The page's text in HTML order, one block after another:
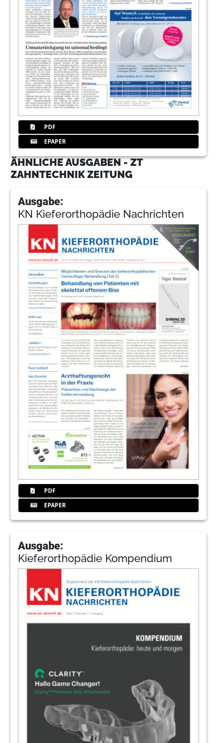
PDF
EPAPER
ÄHNLICHE AUSGABEN - ZT
ZAHNTECHNIK ZEITUNG
Ausgabe:
KN Kieferorthopädie Nachrichten
PDF
EPAPER
Ausgabe:
Kieferorthopädie Kompendium